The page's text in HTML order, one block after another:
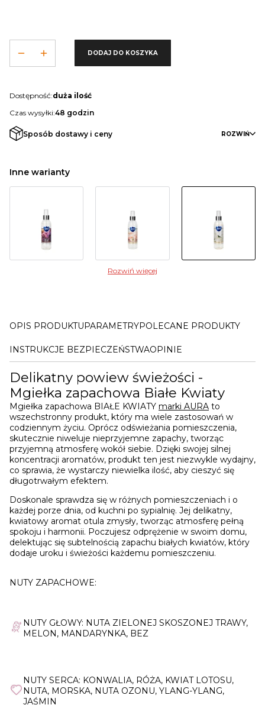
DODAJ DO KOSZYKA
Dostępność:duża ilość
Czas wysyłki:48 godzin
Sposób dostawy i ceny ROZWIŃ
Inne warianty
Rozwiń więcej
OPIS PRODUKTU PARAMETRYPOLECANE PRODUKTY
INSTRUKCJE BEZPIECZEŃSTWAOPINIE
Delikatny powiew świeżości -
Mgiełka zapachowa Białe Kwiaty
Mgiełka zapachowa BIAŁE KWIATY marki AURA to
wszechstronny produkt, który ma wiele zastosowań w
codziennym życiu. Oprócz odświeżania pomieszczenia,
skutecznie niweluje nieprzyjemne zapachy, tworząc
przyjemną atmosferę wokół siebie. Dzięki swojej silnej
koncentracji aromatów, produkt ten jest niezwykle wydajny,
co sprawia, że wystarczy niewielka ilość, aby cieszyć się
długotrwałym efektem.
Doskonale sprawdza się w różnych pomieszczeniach i o
każdej porze dnia, od kuchni po sypialnię. Jej delikatny,
kwiatowy aromat otula zmysły, tworząc atmosferę pełną
spokoju i harmonii. Poczujesz odprężenie w swoim domu,
delektując się subtelnością zapachu białych kwiatów, który
dodaje uroku i świeżości każdemu pomieszczeniu.
NUTY ZAPACHOWE:
NUTY GŁOWY: NUTA ZIELONEJ SKOSZONEJ TRAWY,
MELON, MANDARYNKA, BEZ
NUTY SERCA: KONWALIA, RÓŻA, KWIAT LOTOSU,
NUTA, MORSKA, NUTA OZONU, YLANG-YLANG,
JAŚMIN